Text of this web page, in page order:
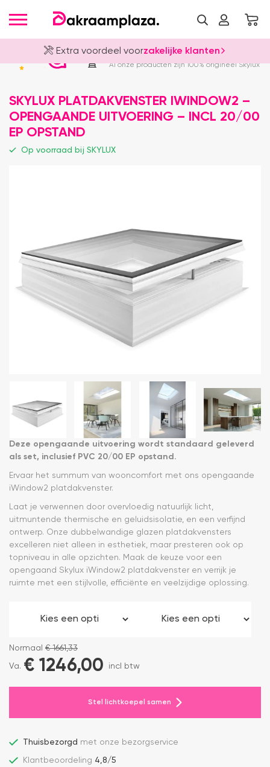
Extra voordeel voorzakelijke klanten
Officieel Skylux Dealer
Al onze producten zijn 100% origineel Skylux
SKYLUX PLATDAKVENSTER IWINDOW2 –
OPENGAANDE UITVOERING – INCL 20/00
EP OPSTAND
Op voorraad bij SKYLUX
Deze opengaande uitvoering wordt standaard geleverd
als set, inclusief PVC 20/00 EP opstand.
Ervaar het summum van wooncomfort met ons opengaande
iWindow2 platdakvenster.
Laat je verwennen door overvloedig natuurlijk licht,
uitmuntende thermische en geluidsisolatie, en een verfijnd
ontwerp. Onze dubbelwandige glazen platdakvensters
excelleren niet alleen in esthetiek, maar presteren ook op
topniveau in alle opzichten. Maak de keuze voor een
opengaand Skylux iWindow2 platdakvenster en verrijk je
ruimte met een stijlvolle, efficiënte en veelzijdige oplossing.
Normaal €1661,33
Va. € 1246,00 incl btw
Stel lichtkoepel samen
Thuisbezorgd met onze bezorgservice
Klantbeoordeling 4,8/5